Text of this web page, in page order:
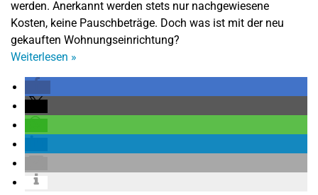
werden. Anerkannt werden stets nur nachgewiesene
Kosten, keine Pauschbeträge. Doch was ist mit der neu
gekauften Wohnungseinrichtung?
Weiterlesen »